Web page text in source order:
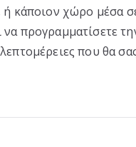
ή κάποιον χώρο μέσα
να προγραμματίσετε
λεπτομέρειες που θα